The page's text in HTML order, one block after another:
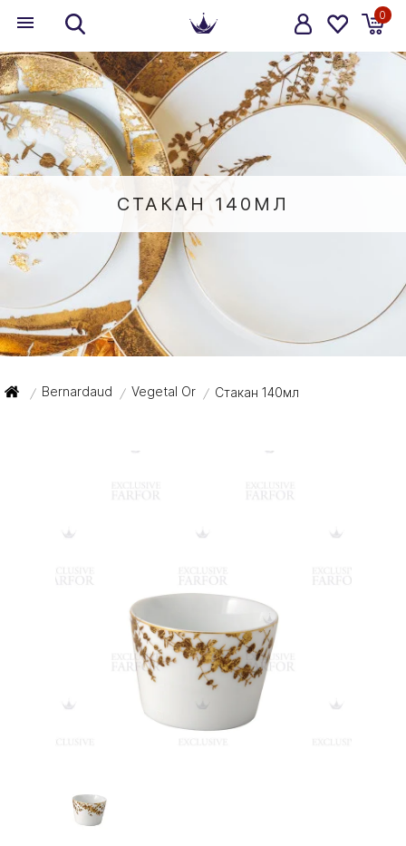
0
СТАКАН 140МЛ
/ Bernardaud / Vegetal Or / Стакан 140мл